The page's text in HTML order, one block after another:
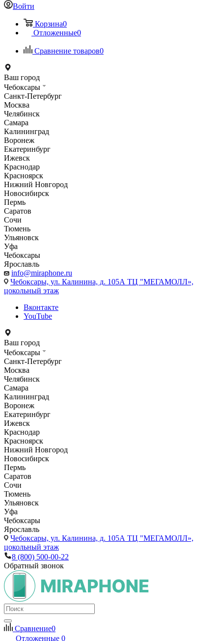
Войти
Корзина0
Отложенные0
Сравнение товаров0
Ваш город
Чебоксары
Санкт-Петербург
Москва
Челябинск
Самара
Калининград
Воронеж
Екатеринбург
Ижевск
Краснодар
Красноярск
Нижний Новгород
Новосибирск
Пермь
Саратов
Сочи
Тюмень
Ульяновск
Уфа
Чебоксары
Ярославль
info@miraphone.ru
Чебоксары, ул. Калинина, д. 105А ТЦ "МЕГАМОЛЛ»,
цокольный этаж
Вконтакте
YouTube
Ваш город
Чебоксары
Санкт-Петербург
Москва
Челябинск
Самара
Калининград
Воронеж
Екатеринбург
Ижевск
Краснодар
Красноярск
Нижний Новгород
Новосибирск
Пермь
Саратов
Сочи
Тюмень
Ульяновск
Уфа
Чебоксары
Ярославль
Чебоксары, ул. Калинина, д. 105А ТЦ "МЕГАМОЛЛ»,
цокольный этаж
8 (800) 500-00-22
Обратный звонок
Сравнение0
Отложенные 0